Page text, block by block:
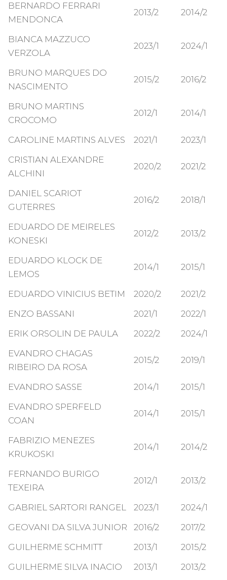
BERNARDO FERRARI
MENDONCA
2013/2 2014/2
BIANCA MAZZUCO
VERZOLA
2023/1 2024/1
BRUNO MARQUES DO
NASCIMENTO
2015/2 2016/2
BRUNO MARTINS
CROCOMO
2012/1 2014/1
CAROLINE MARTINS ALVES 2021/1
2023/1
CRISTIAN ALEXANDRE
ALCHINI
2020/2 2021/2
DANIEL SCARIOT
GUTERRES
2016/2 2018/1
EDUARDO DE MEIRELES
KONESKI
2012/2 2013/2
EDUARDO KLOCK DE
LEMOS
2014/1 2015/1
EDUARDO VINICIUS BETIM 2020/2
2021/2
ENZO BASSANI
2021/1
2022/1
ERIK ORSOLIN DE PAULA
2022/2
2024/1
EVANDRO CHAGAS
RIBEIRO DA ROSA
2015/2 2019/1
EVANDRO SASSE 2014/1
2015/1
EVANDRO SPERFELD
COAN
2014/1 2015/1
FABRIZIO MENEZES
KRUKOSKI
2014/1 2014/2
FERNANDO BURIGO
TEXEIRA
2012/1 2013/2
GABRIEL SARTORI RANGEL 2023/1
2024/1
GEOVANI DA SILVA JUNIOR
2016/2
2017/2
GUILHERME SCHMITT
2013/1
2015/2
GUILHERME SILVA INACIO
2013/1
2013/2